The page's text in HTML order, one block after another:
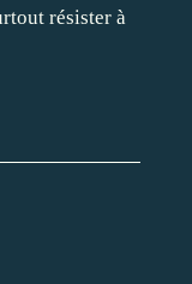
résister à